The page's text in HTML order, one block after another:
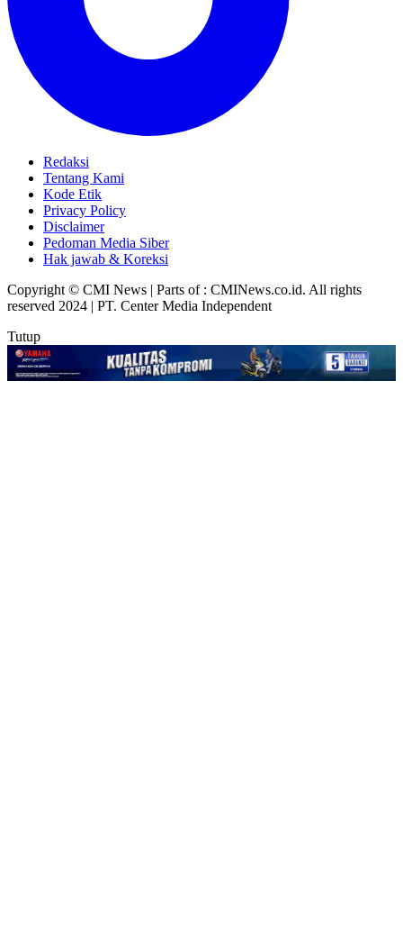
Redaksi
Tentang Kami
Kode Etik
Privacy Policy
Disclaimer
Pedoman Media Siber
Hak jawab & Koreksi
Copyright © CMI News | Parts of : CMINews.co.id. All rights
reserved 2024 | PT. Center Media Independent
Tutup